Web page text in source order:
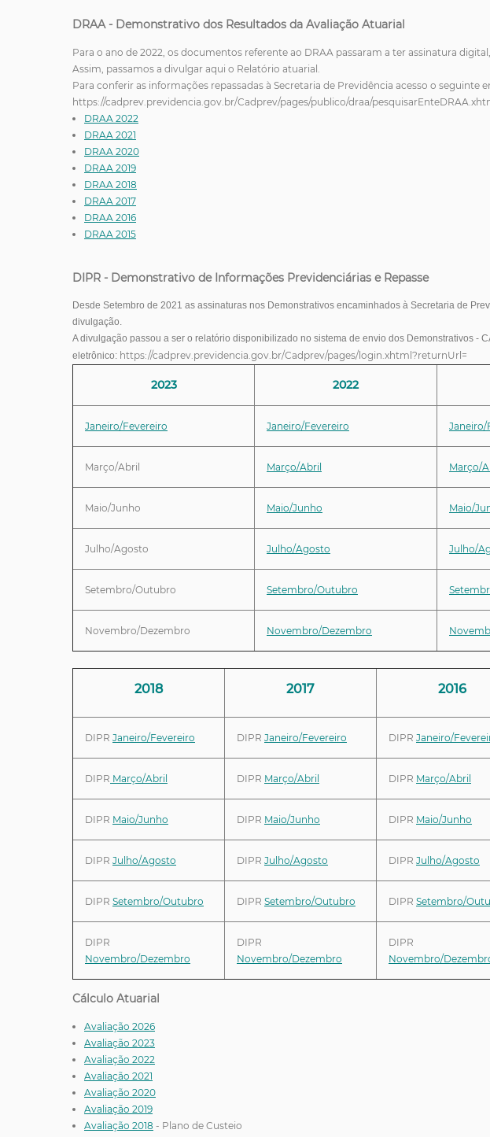
DRAA - Demonstrativo dos Resultados da Avaliação Atuarial
Para o ano de 2022, os documentos referente ao DRAA passaram a ter assinatura
Assim, passamos a divulgar aqui o Relatório atuarial.
Para conferir as informações repassadas à Secretaria de Previdência acesso o seguinte
https://cadprev.previdencia.gov.br/Cadprev/pages/publico/draa/
DRAA 2022
DRAA 2021
DRAA 2020
DRAA 2019
DRAA 2018
DRAA 2017
DRAA 2016
DRAA 2015
DIPR - Demonstrativo de Informações Previdenciárias e Repasse
Desde Setembro de 2021 as assinaturas nos Demonstrativos encaminhados à Secretaria de
divulgação.
A divulgação passou a ser o relatório disponibilizado no sistema de envio dos Demonstrativos -
eletrônico: https://cadprev.previdencia.gov.br/Cadprev/pages/login.xhtml?returnUrl=
2023 2022
Janeiro/Fevereiro Janeiro/Fevereiro Janeiro/
Março/Abril Março/Abril Março/
Maio/Junho Maio/Junho Maio/
Julho/Agosto Julho/Agosto Julho/
Setembro/Outubro Setembro/Outubro
Novembro/Dezembro Novembro/Dezembro
2018 2017 2016
DIPR Janeiro/Fevereiro DIPR Janeiro/Fevereiro DIPR Janeiro/
DIPR Março/Abril DIPR Março/Abril DIPR Março/Abril
DIPR Maio/Junho DIPR Maio/Junho DIPR Maio/Junho
DIPR Julho/Agosto DIPR Julho/Agosto DIPR Julho/Agosto
DIPR Setembro/Outubro DIPR Setembro/Outubro DIPR Setembro/
DIPR
Novembro/Dezembro
DIPR
Novembro/Dezembro
DIPR
Novembro/
Cálculo Atuarial
Avaliação 2026
Avaliação 2023
Avaliação 2022
Avaliação 2021
Avaliação 2020
Avaliação 2019
Avaliação 2018 - Plano de Custeio